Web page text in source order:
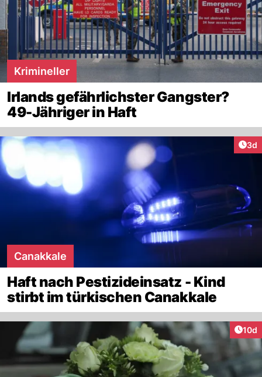
Krimineller
Irlands gefährlichster Gangster?
49-Jähriger in Haft
3d
Canakkale
Haft nach Pestizideinsatz - Kind
stirbt im türkischen Canakkale
10d